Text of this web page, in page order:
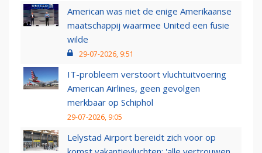
American was niet de enige Amerikaanse
maatschappij waarmee United een fusie
wilde
29-07-2026, 9:51
IT-probleem verstoort vluchtuitvoering
American Airlines, geen gevolgen
merkbaar op Schiphol
29-07-2026, 9:05
Lelystad Airport bereidt zich voor op